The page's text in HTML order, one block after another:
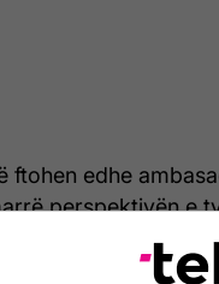
ftohen edhe
perspektivën e